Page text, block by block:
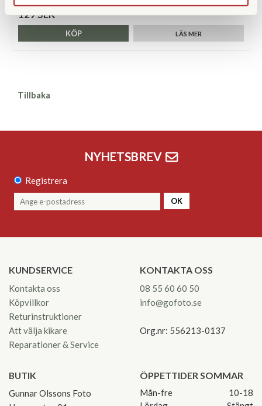
129 SEK
LÄS MER
KÖP
Tillbaka
NYHETSBREV
Registrera
OK
KUNDSERVICE
Kontakta oss
Köpvillkor
Returinstruktioner
Att välja kikare
Reparationer & Service
KONTAKTA OSS
08 55 60 60 50
info@gofoto.se
Org.nr: 556213-0137
BUTIK
Gunnar Olssons Foto
ÖPPETTIDER SOMMAR
Mån-fre
10-18